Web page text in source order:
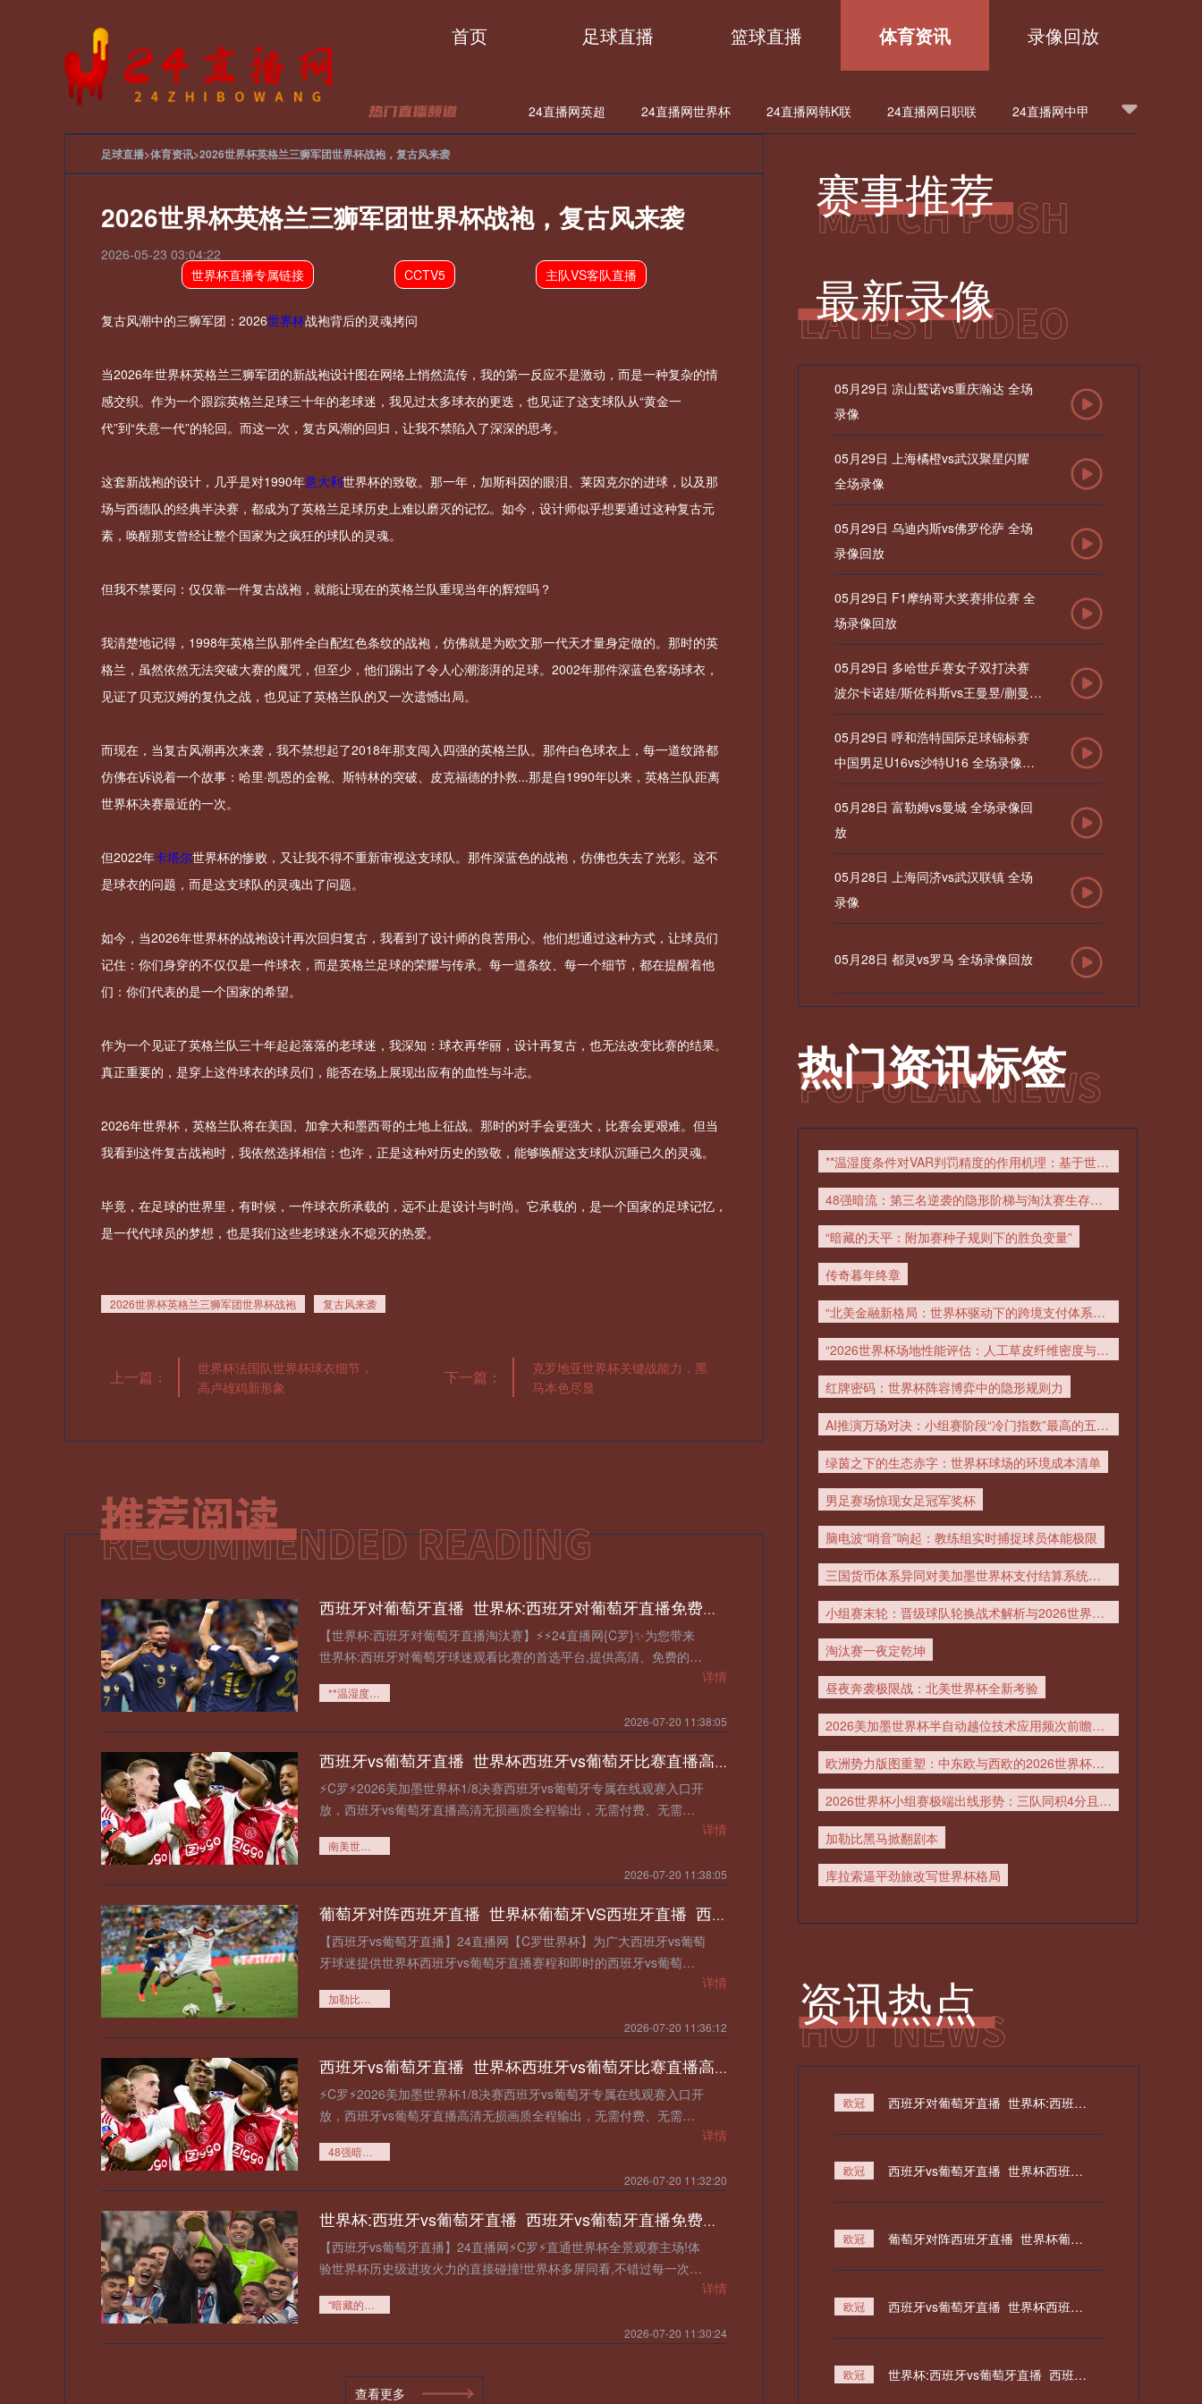
首页 足球直播 篮球直播 体育资讯 录像回放
24直播网英超 24直播网世界杯 24直播网韩K联 24直播网日职联 24直播网中甲
24直播网世亚预
24直播网德甲 24直播网欧冠 24直播网中超 24直播网英超 24直播网韩K联
24直播网法甲 24直播网西甲 24直播网德甲 24直播网中超 24直播网NBA
24直播网亚洲杯沙特阿拉伯赛程 24直播网亚洲杯卡塔尔赛程
24直播网亚洲杯预选赛 24直播网亚洲杯赛程 24直播网亚洲杯直播
足球直播>体育资讯>2026世界杯英格兰三狮军团世界杯战袍，复古风来袭
2026世界杯英格兰三狮军团世界杯战袍，复古风来袭
2026-05-23 03:04:22
世界杯直播专属链接
CCTV5 主队VS客队直播
复古风潮中的三狮军团：2026世界杯战袍背后的灵魂拷问
当2026年世界杯英格兰三狮军团的新战袍设计图在网络上悄然流传，我的第一反应不是激动，而是一种复杂的情
感交织。作为一个跟踪英格兰足球三十年的老球迷，我见过太多球衣的更迭，也见证了这支球队从“黄金一
代”到“失意一代”的轮回。而这一次，复古风潮的回归，让我不禁陷入了深深的思考。
这套新战袍的设计，几乎是对1990年意大利世界杯的致敬。那一年，加斯科因的眼泪、莱因克尔的进球，以及那
场与西德队的经典半决赛，都成为了英格兰足球历史上难以磨灭的记忆。如今，设计师似乎想要通过这种复古元
素，唤醒那支曾经让整个国家为之疯狂的球队的灵魂。
但我不禁要问：仅仅靠一件复古战袍，就能让现在的英格兰队重现当年的辉煌吗？
我清楚地记得，1998年英格兰队那件全白配红色条纹的战袍，仿佛就是为欧文那一代天才量身定做的。那时的英
格兰，虽然依然无法突破大赛的魔咒，但至少，他们踢出了令人心潮澎湃的足球。2002年那件深蓝色客场球衣，
见证了贝克汉姆的复仇之战，也见证了英格兰队的又一次遗憾出局。
而现在，当复古风潮再次来袭，我不禁想起了2018年那支闯入四强的英格兰队。那件白色球衣上，每一道纹路都
仿佛在诉说着一个故事：哈里·凯恩的金靴、斯特林的突破、皮克福德的扑救...那是自1990年以来，英格兰队距离
世界杯决赛最近的一次。
但2022年卡塔尔世界杯的惨败，又让我不得不重新审视这支球队。那件深蓝色的战袍，仿佛也失去了光彩。这不
是球衣的问题，而是这支球队的灵魂出了问题。
如今，当2026年世界杯的战袍设计再次回归复古，我看到了设计师的良苦用心。他们想通过这种方式，让球员们
记住：你们身穿的不仅仅是一件球衣，而是英格兰足球的荣耀与传承。每一道条纹、每一个细节，都在提醒着他
们：你们代表的是一个国家的希望。
作为一个见证了英格兰队三十年起起落落的老球迷，我深知：球衣再华丽，设计再复古，也无法改变比赛的结果。
真正重要的，是穿上这件球衣的球员们，能否在场上展现出应有的血性与斗志。
2026年世界杯，英格兰队将在美国、加拿大和墨西哥的土地上征战。那时的对手会更强大，比赛会更艰难。但当
我看到这件复古战袍时，我依然选择相信：也许，正是这种对历史的致敬，能够唤醒这支球队沉睡已久的灵魂。
毕竟，在足球的世界里，有时候，一件球衣所承载的，远不止是设计与时尚。它承载的，是一个国家的足球记忆，
是一代代球员的梦想，也是我们这些老球迷永不熄灭的热爱。
2026世界杯英格兰三狮军团世界杯战袍 复古风来袭
上一篇：
世界杯法国队世界杯球衣细节，
高卢雄鸡新形象
下一篇：
克罗地亚世界杯关键战能力，黑
马本色尽显
西班牙对葡萄牙直播_世界杯:西班牙对葡萄牙直播免费观看直播_世界杯西班牙对葡萄牙直播在线观看高清无插件
【世界杯:西班牙对葡萄牙直播淘汰赛】⚡⚡24直播网{C罗}✨为您带来
世界杯:西班牙对葡萄牙球迷观看比赛的首选平台,提供高清、免费的世
详情
2026-07-20 11:38:05
西班牙vs葡萄牙直播_世界杯西班牙vs葡萄牙比赛直播高清入口_西班牙vs葡萄牙预测分析直播
⚡️C罗⚡️2026美加墨世界杯1/8决赛西班牙vs葡萄牙专属在线观赛入口开
放，西班牙vs葡萄牙直播高清无损画质全程输出，无需付费、无需会
详情
2026-07-20 11:38:05
葡萄牙对阵西班牙直播_世界杯葡萄牙VS西班牙直播_西班牙对葡萄牙比赛直播在线无插件观看
【西班牙vs葡萄牙直播】24直播网【C罗世界杯】为广大西班牙vs葡萄
牙球迷提供世界杯西班牙vs葡萄牙直播赛程和即时的西班牙vs葡萄牙
详情
2026-07-20 11:36:12
西班牙vs葡萄牙直播_世界杯西班牙vs葡萄牙比赛直播高清入口_西班牙vs葡萄牙预测分析直播
⚡️C罗⚡️2026美加墨世界杯1/8决赛西班牙vs葡萄牙专属在线观赛入口开
放，西班牙vs葡萄牙直播高清无损画质全程输出，无需付费、无需会
详情
2026-07-20 11:32:20
世界杯:西班牙vs葡萄牙直播_西班牙vs葡萄牙直播免费观看_世界杯今日西班牙vs葡萄牙直播在线观看高清视频直播
【西班牙vs葡萄牙直播】24直播网⚡️C罗⚡️直通世界杯全景观赛主场!体
验世界杯历史级进攻火力的直接碰撞!世界杯多屏同看,不错过每一次关
详情
2026-07-20 11:30:24
西班牙vs葡萄牙直播今日开打!24直播网⚡️C罗⚡️免费提供2026世界杯淘
查看更多
赛事推荐
最新录像
05月29日 凉山鹫诺vs重庆瀚达 全场
录像
05月29日 上海橘橙vs武汉聚星闪耀
全场录像
05月29日 乌迪内斯vs佛罗伦萨 全场
录像回放
05月29日 F1摩纳哥大奖赛排位赛 全
场录像回放
05月29日 多哈世乒赛女子双打决赛
波尔卡诺娃/斯佐科斯vs王曼昱/蒯曼
全场录像回放
05月29日 呼和浩特国际足球锦标赛
中国男足U16vs沙特U16 全场录像回
放
05月28日 富勒姆vs曼城 全场录像回
放
05月28日 上海同济vs武汉联镇 全场
录像
05月28日 都灵vs罗马 全场录像回放
像回放
05月28日 比利亚雷亚尔vs塞维利亚
05月28日 德甲降级附加赛次回合 埃
05月27日 北京理工vs兰州陇原竞技
全场录像
05月27日 都灵vs罗马 全场录像回放
05月27日 斯诺克女子世锦赛半决赛
白雨露vs夏雨滢 全场录像回放
05月27日 湖州美奇vs长乐金刚腿 全
场录像
05月27日 伊普斯维奇vs西汉姆联 全
场录像回放
05月27日 F1摩纳哥大奖赛正赛 全场
录像回放
05月26日 博洛尼亚vs热那亚 全场录
05月26日 NHL东部决赛G3 卡罗莱纳
飓风vs佛罗里达美洲豹 全场录像回放
像
05月26日 赫塔费vs塞尔塔 全场录像
回放
05月26日 巴列卡诺vs马洛卡 全场录
05月26日 马来西亚羽毛球大师赛混双
决赛 蒋振邦/魏雅欣vs冯彦哲/黄东萍
全场录像回放
05月25日 科莫vs国际米兰 全场录像
05月25日 欧联杯决赛 热刺vs曼联 全
05月25日 NHL季后赛东部决赛G2 佛
罗里达美洲豹vs卡罗莱纳飓风 全场录
像回放
05月25日 欧联杯决赛 热刺vs曼联 全
场录像回放
热门资讯标签
**温湿度条件对VAR判罚精度的作用机理：基于世界杯比赛数据的实证分析**
48强暗流：第三名逆袭的隐形阶梯与淘汰赛生存法则
“暗藏的天平：附加赛种子规则下的胜负变量”
传奇暮年终章
“北美金融新格局：世界杯驱动下的跨境支付体系重构”
“2026世界杯场地性能评估：人工草皮纤维密度与根系构型对球员抓地力及滑移阻力的调控机理”
红牌密码：世界杯阵容博弈中的隐形规则力
AI推演万场对决：小组赛阶段“冷门指数”最高的五场较量
绿茵之下的生态赤字：世界杯球场的环境成本清单
男足赛场惊现女足冠军奖杯
脑电波“哨音”响起：教练组实时捕捉球员体能极限
三国货币体系异同对美加墨世界杯支付结算系统的技术挑战与应对策略
小组赛末轮：晋级球队轮换战术解析与2026世界杯展望
淘汰赛一夜定乾坤
昼夜奔袭极限战：北美世界杯全新考验
2026美加墨世界杯半自动越位技术应用频次前瞻：基于104场赛事的干预概率建模与评估
欧洲势力版图重塑：中东欧与西欧的2026世界杯席位之争
2026世界杯小组赛极端出线形势：三队同积4分且净胜球相同下的排名规则全解读
加勒比黑马掀翻剧本
库拉索逼平劲旅改写世界杯格局
资讯热点
欧冠 西班牙对葡萄牙直播_世界杯:西班牙对葡萄牙直播免费观看直播_世界杯西班牙对葡萄牙直播在线观看高清无插件
欧冠 西班牙vs葡萄牙直播_世界杯西班牙vs葡萄牙比赛直播高清入口_西班牙vs葡萄牙预测分析直播
欧冠 葡萄牙对阵西班牙直播_世界杯葡萄牙VS西班牙直播_西班牙对葡萄牙比赛直播在线无插件观看
欧冠 西班牙vs葡萄牙直播_世界杯西班牙vs葡萄牙比赛直播高清入口_西班牙vs葡萄牙预测分析直播
欧冠 世界杯:西班牙vs葡萄牙直播_西班牙vs葡萄牙直播免费观看_世界杯今日西班牙vs葡萄牙直播在线观看高清视频直播